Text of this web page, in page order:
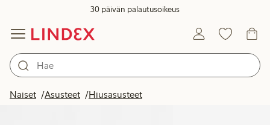
30 päivän palautusoikeus
Naiset Asusteet Hiusasusteet